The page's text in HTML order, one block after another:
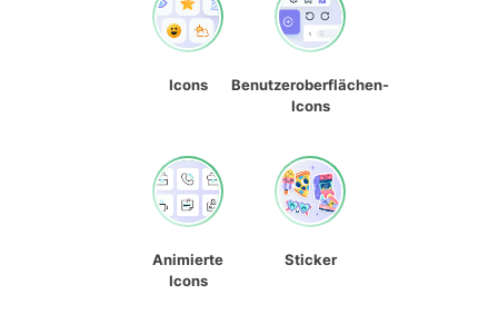
Icons
Benutzeroberflächen-
Icons
Animierte
Icons
Sticker